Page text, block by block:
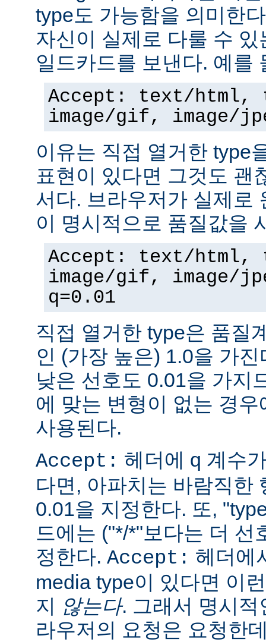
type도 가능함을 의미한
자신이 실제로 다룰 수
일드카드를 보낸다. 예를
Accept: text/
image/gif, image/
이유는 직접 열거한 type
표현이 있다면 그것도 괜
서다. 브라우저가 실제로
이 명시적으로 품질값을
Accept: text/
image/gif, image/
q=0.01
직접 열거한 type은 품질
인 (가장 높은) 1.0을 가
낮은 선호도 0.01을 가지
에 맞는 변형이 없는 경
사용된다.
Accept: 헤더에 q 계수
다면, 아파치는 바람직한
0.01을 지정한다. 또,
드에는 ("*/*"보다는 더 선
정한다. Accept: 헤더에
media type이 있다면 이
지
않는다. 그래서 명시
라우저의 요청은 요청한